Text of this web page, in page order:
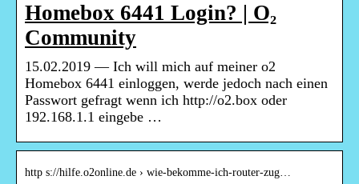
Homebox 6441 Login? | O₂
Community
15.02.2019 — Ich will mich auf meiner o2
Homebox 6441 einloggen, werde jedoch nach einen
Passwort gefragt wenn ich http://o2.box oder
192.168.1.1 eingebe …
http s://hilfe.o2online.de › wie-bekomme-ich-router-zug…